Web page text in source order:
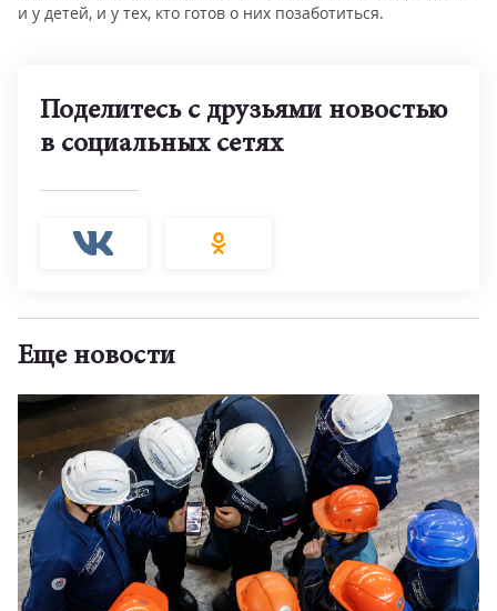
и у детей, и у тех, кто готов о них позаботиться.
Поделитесь с друзьями новостью
в социальных сетях
Еще новости